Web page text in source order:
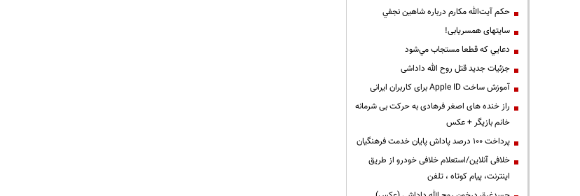
حكم آيت‌الله مكارم درباره شاهين نجفي
سایتهای همسریابی!
دعايي كه قطعا مستجاب مي‌شود
جزئیات جدید قتل روح الله داداشی
آموزش ساخت Apple ID برای کاربران ایرانی
راز خنده های اصغر فرهادی به حرکت بی شرمانه
خانم بازیگر + عکس
پرداخت ۱۰۰ درصد پاداش پایان خدمت فرهنگیان
خلافی آنلاین/استعلام خلافی خودرو از طریق
اینترنت، پیام کوتاه ، تلفن